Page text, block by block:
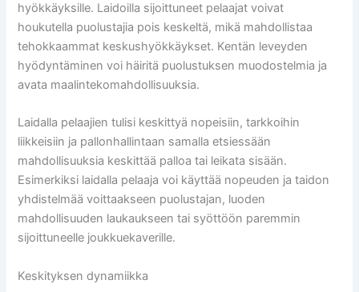
hyökkäyksille. Laidoilla sijoittuneet pelaajat voivat
houkutella puolustajia pois keskeltä, mikä mahdollistaa
tehokkaammat keskushyökkäykset. Kentän leveyden
hyödyntäminen voi häiritä puolustuksen muodostelmia ja
avata maalintekomahdollisuuksia.
Laidalla pelaajien tulisi keskittyä nopeisiin, tarkkoihin
liikkeisiin ja pallonhallintaan samalla etsiessään
mahdollisuuksia keskittää palloa tai leikata sisään.
Esimerkiksi laidalla pelaaja voi käyttää nopeuden ja taidon
yhdistelmää voittaakseen puolustajan, luoden
mahdollisuuden laukaukseen tai syöttöön paremmin
sijoittuneelle joukkuekaverille.
Keskityksen dynamiikka